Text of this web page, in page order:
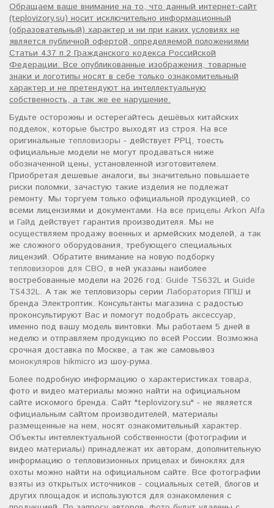
Обращаем ваше внимание на то, что данный интернет-сайт
(teplovizory.su) носит исключительно информационный
(образовательный) характер и ни при каких условиях не
является публичной офертой, определяемой положениями
Статьи 437 п.2 Гражданского кодекса Российской
Федерации. Все опубликованные изображения, товарные
знаки и логотипы носят в себе только ознакомительный
характер и не претендуют на интеллектуальную
собственность, а так же ее нарушение.
Будьте осторожны и остерегайтесь дешёвых китайских
подделок, которые быстро выходят из строя. На все
оригинальные тепловизоры - действует РРЦ, тоесть
официальные модели не могут продаваться ниже
обозначенной цены, установленной изготовителем.
Приобретая дешевые аналоги, вы значительно повышаете
риски поломки, зачастую такие изделия не подлежат
ремонту. Мы торгуем только официальной продукцией, со
всеми лицензиями и документами. На все прицелы Arkon Alfa
и Гайд действует гарантия производителя. Мы не
осуществляем продажу военных и армейских моделей, а так
же сложного оборудования, требующего специальных
лицензий. Обратите внимание на новую подборку
тепловизоров для СВО, в ней указаны наиболее
востребованные модели на 2026 год: Guide TS632L и Guide
TS432L. А так же тепловизоры серии Лаборатория ППШ и
бренда Электроптик. Консультанты магазина с радостью
проконсультируют Вас и помогут подобрать аксессуар,
именно под вашу модель винтовки. Мы работаем 5 дней в
неделю и отправляем продукцию по всей России. Возможна
срочная доставка по Москве, а так же самовывоз
монокуляров hikmicro из шоу-рума.
Более подробную информацию о характеристиках товара,
фото и видео материалы можно найти на официальном
сайте искомого бренда. Сайт "teplovizory.su" - не является
официальным сайтом производителей, материалы
размещенные на нем, носят ознакомительный характер.
Объекты интеллектуальной собственности (фотографии и
видео материалы) принадлежат их авторам, дополнительную
информацию о тепловизионных прицелах и биноклях для
охоты можно найти на официальном сайте. Все фотографии
взяты из открытых источников - социальных сетей, блогов и
других площадок и используются для ознакомления с